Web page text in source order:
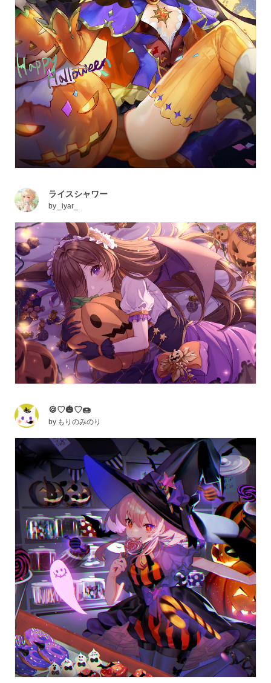
ライスシャワー
by _iyar_
🍪♡🎃♡🍩
by もりのみのり